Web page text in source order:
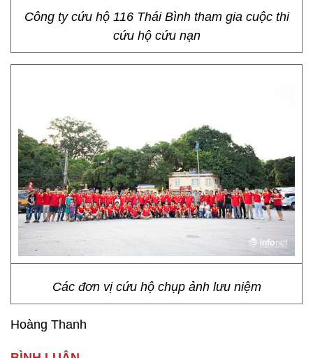
Công ty cứu hộ 116 Thái Bình tham gia cuộc thi
cứu hộ cứu nạn
Các đơn vị cứu hộ chụp ảnh lưu niệm
Hoàng Thanh